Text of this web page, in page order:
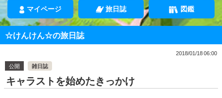
マイページ 旅日誌 図鑑
☆けんけん☆の旅日誌
2018/01/18 06:00
公開
雑日誌
キャラストを始めたきっかけ